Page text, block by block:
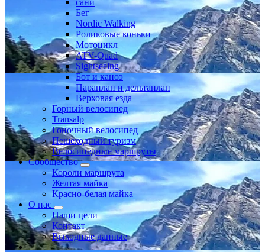
сани
Бег
Nordic Walking
Роликовые коньки
Мотоцикл
ATV-Quad
Sightseeing
Бот и каноэ
Параплан и дельтаплан
Верховая езда
Горный велосипед
Transalp
Гоночный велосипед
Пешеходный туризм
Велосипедные маршруты
Сообщество
Короли маршрута
Желтая майка
Красно-белая майка
О нас
Наши цели
Контакт
Выходные данные